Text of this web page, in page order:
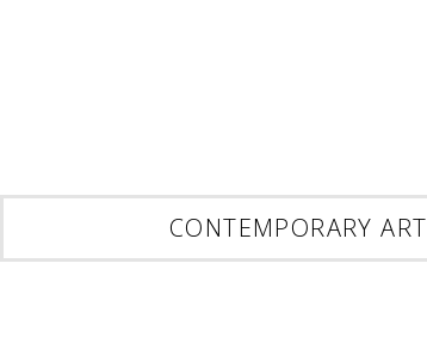
CONTEMPORARY ART